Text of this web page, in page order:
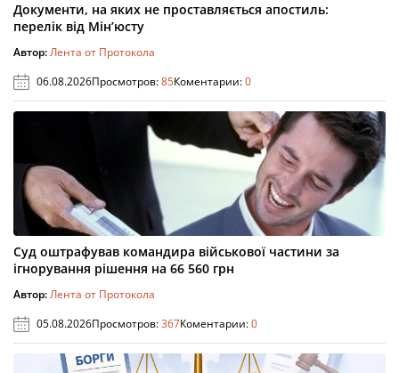
Документи, на яких не проставляється апостиль:
перелік від Мін’юсту
Автор:Лента от Протокола
06.08.2026Просмотров:85Коментарии:0
Суд оштрафував командира військової частини за
ігнорування рішення на 66 560 грн
Автор:Лента от Протокола
05.08.2026Просмотров:367Коментарии:0